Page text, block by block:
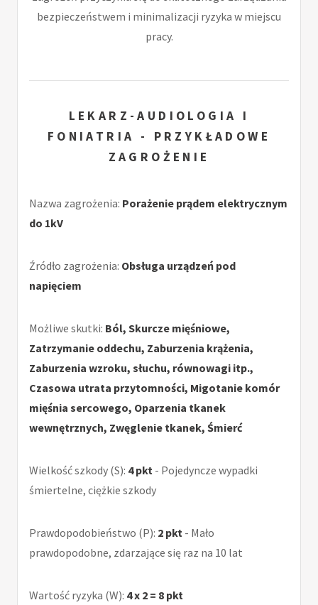
bezpieczeństwem i minimalizacji ryzyka w miejscu
pracy.
LEKARZ-AUDIOLOGIA I
FONIATRIA - PRZYKŁADOWE
ZAGROŻENIE
Nazwa zagrożenia: Porażenie prądem elektrycznym
do 1kV
Źródło zagrożenia: Obsługa urządzeń pod
napięciem
Możliwe skutki: Ból, Skurcze mięśniowe,
Zatrzymanie oddechu, Zaburzenia krążenia,
Zaburzenia wzroku, słuchu, równowagi itp.,
Czasowa utrata przytomności, Migotanie komór
mięśnia sercowego, Oparzenia tkanek
wewnętrznych, Zwęglenie tkanek, Śmierć
Wielkość szkody (S): 4 pkt - Pojedyncze wypadki
śmiertelne, ciężkie szkody
Prawdopodobieństwo (P): 2 pkt - Mało
prawdopodobne, zdarzające się raz na 10 lat
Wartość ryzyka (W): 4 x 2 = 8 pkt